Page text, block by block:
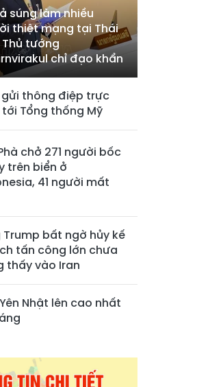
súng làm nhiều
thiệt mạng tại Thái
Thủ tướng
chỉ đạo khẩn
gửi thông điệp trực
Tổng thống Mỹ
chở 271 người bốc
trên biển ở
41 người mất
Trump bất ngờ hủy kế
tấn công lớn chưa
thấy vào Iran
Nhật lên cao nhất